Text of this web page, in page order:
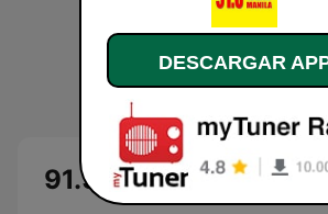
91.5 Win Radio
DESCARGAR